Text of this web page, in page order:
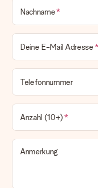
Nachname
Deine E-Mail Adresse
Telefonnummer
Anzahl (10+)
Anmerkung